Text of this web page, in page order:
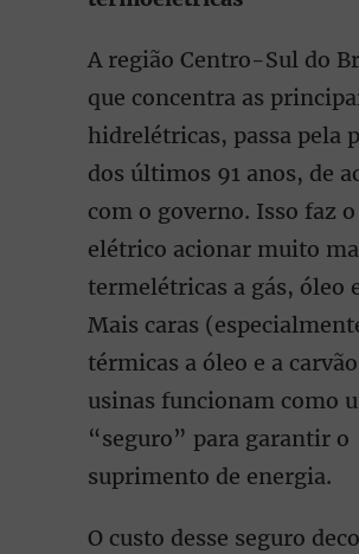
A região Centro-Sul do
que concentra as
hidrelétricas, passa pela
dos últimos 91 anos, de
com o governo. Isso faz
elétrico acionar muito
termelétricas a gás, óleo
Mais caras
térmicas a óleo e a
usinas funcionam como
“seguro” para garantir o
suprimento de energia.
O custo desse seguro